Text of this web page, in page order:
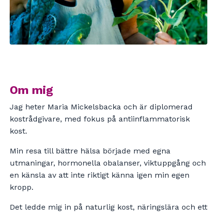
Om mig
Jag heter Maria Mickelsbacka och är diplomerad
kostrådgivare, med fokus på antiinflammatorisk
kost.
Min resa till bättre hälsa började med egna
utmaningar, hormonella obalanser, viktuppgång och
en känsla av att inte riktigt känna igen min egen
kropp.
Det ledde mig in på naturlig kost, näringslära och ett